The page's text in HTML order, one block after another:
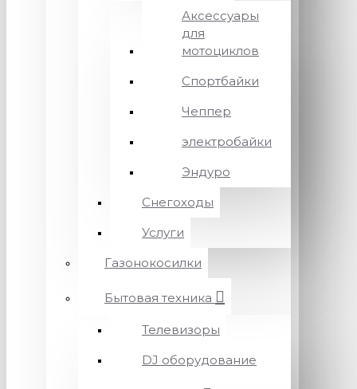
Аксессуары
для
мотоциклов
Спортбайки
Чеппер
электробайки
Эндуро
Снегоходы
Услуги
Газонокосилки
Бытовая техника
Телевизоры
DJ оборудование